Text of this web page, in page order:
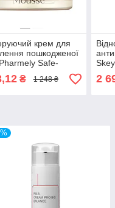
крем для
пошкодженої
Safe-
SOS Cream
50мл
₴ 1 248 ₴
age
2